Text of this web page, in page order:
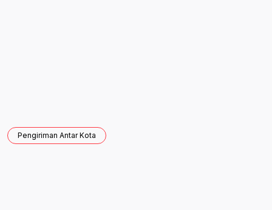
Pengiriman Antar Kota